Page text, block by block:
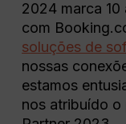
2024 marca
com
soluções de
nossas
estamos
nos atribuído o